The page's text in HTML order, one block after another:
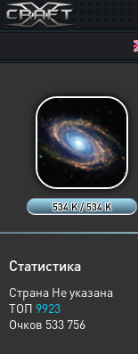
534 K / 534 K
Статистика
Страна Не указана
ТОП 9923
Очков 533 756